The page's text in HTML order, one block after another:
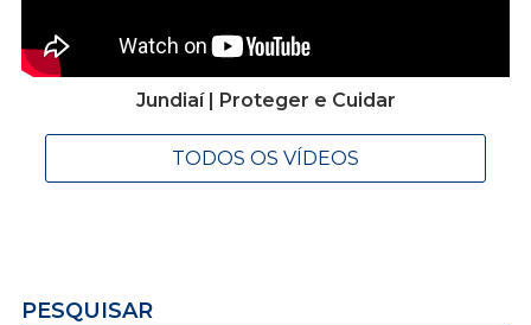
Jundiaí | Proteger e Cuidar
TODOS OS VÍDEOS
PESQUISAR